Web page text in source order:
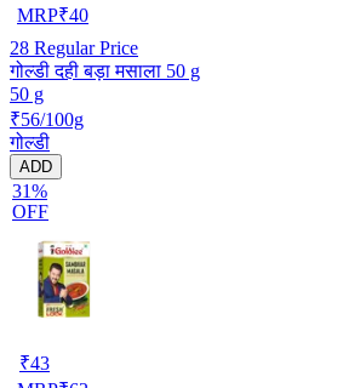
MRP₹40
28 Regular Price
गोल्डी दही बड़ा मसाला 50 g
50 g
₹56/100g
गोल्डी
ADD
31%
OFF
₹43